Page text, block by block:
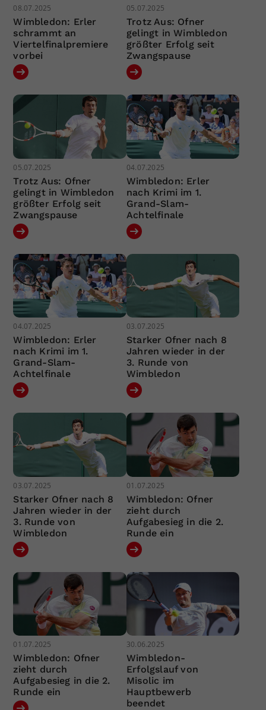
08.07.2025
Wimbledon: Erler
schrammt an
Viertelfinalpremiere
vorbei
05.07.2025
Trotz Aus: Ofner
gelingt in Wimbledon
größter Erfolg seit
Zwangspause
05.07.2025
Trotz Aus: Ofner
gelingt in Wimbledon
größter Erfolg seit
Zwangspause
04.07.2025
Wimbledon: Erler
nach Krimi im 1.
Grand-Slam-
Achtelfinale
04.07.2025
Wimbledon: Erler
nach Krimi im 1.
Grand-Slam-
Achtelfinale
03.07.2025
Starker Ofner nach 8
Jahren wieder in der
3. Runde von
Wimbledon
03.07.2025
Starker Ofner nach 8
Jahren wieder in der
3. Runde von
Wimbledon
01.07.2025
Wimbledon: Ofner
zieht durch
Aufgabesieg in die 2.
Runde ein
01.07.2025
Wimbledon: Ofner
zieht durch
Aufgabesieg in die 2.
Runde ein
30.06.2025
Wimbledon-
Erfolgslauf von
Misolic im
Hauptbewerb
beendet